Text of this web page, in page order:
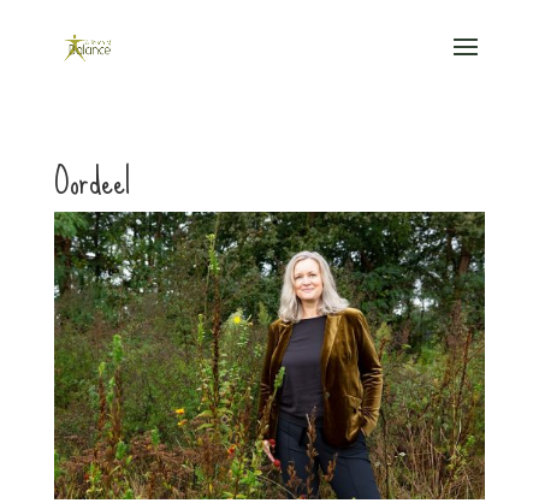
Oordeel